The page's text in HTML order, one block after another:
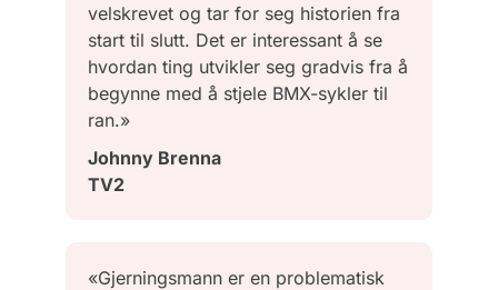
velskrevet og tar for seg historien fra
start til slutt. Det er interessant å se
hvordan ting utvikler seg gradvis fra å
begynne med å stjele BMX-sykler til
ran.»
Johnny Brenna
TV2
«Gjerningsmann er en problematisk